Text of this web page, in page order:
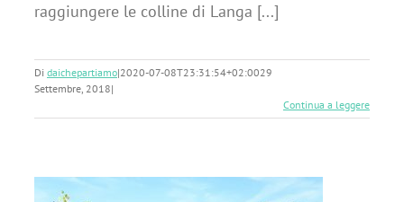
raggiungere le colline di Langa [...]
Di daichepartiamo|2020-07-08T23:31:54+02:0029
Settembre, 2018|
Continua a leggere